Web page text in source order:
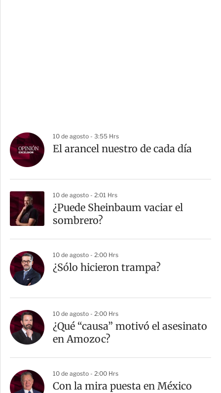
10 de agosto - 3:55 Hrs
El arancel nuestro de cada día
10 de agosto - 2:01 Hrs
¿Puede Sheinbaum vaciar el
sombrero?
10 de agosto - 2:00 Hrs
¿Sólo hicieron trampa?
10 de agosto - 2:00 Hrs
¿Qué “causa” motivó el asesinato
en Amozoc?
10 de agosto - 2:00 Hrs
Con la mira puesta en México